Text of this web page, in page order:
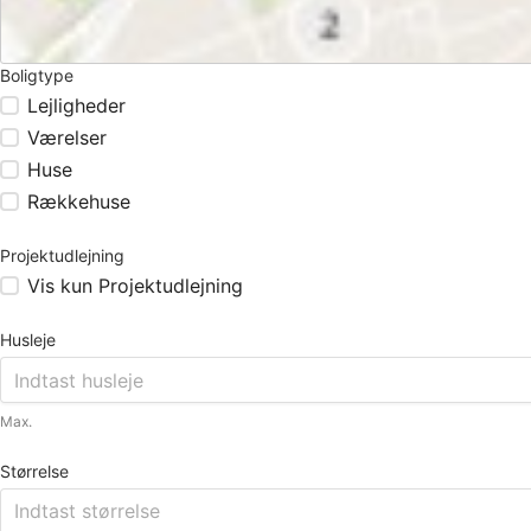
Boligtype
Lejligheder
Værelser
Huse
Rækkehuse
Projektudlejning
Vis kun Projektudlejning
Husleje
Max.
Størrelse